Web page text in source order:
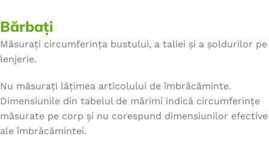
Bărbați
Măsurați circumferința bustului, a taliei și a șoldurilor pe
lenjerie.
Nu măsurați lățimea articolului de îmbrăcăminte.
Dimensiunile din tabelul de mărimi indică circumferințe
măsurate pe corp și nu corespund dimensiunilor efective
ale îmbrăcămintei.